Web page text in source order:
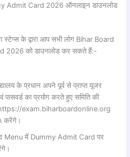
Admit Card 2026 ऑनलाइन डाउनलोड
के द्वारा आप सभी लोग Bihar Board
2026 को डाउनलोड कर सकते हैं:-
के प्रधान अपने पूर्व से प्राप्त यूजर
पासवर्ड का प्रयोग करते हुए समिति की
exam.biharboardonline.org
करेंगे।
Menu में Dummy Admit Card पर